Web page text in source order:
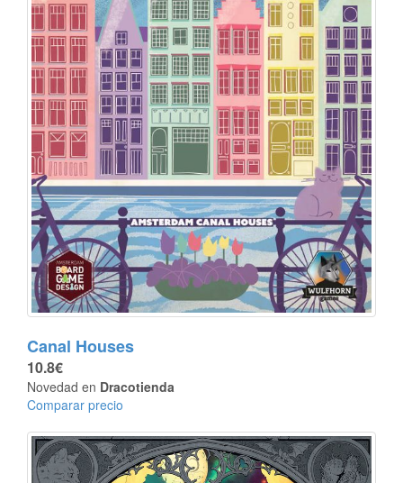
Canal Houses
10.8€
Novedad en Dracotienda
Comparar precio